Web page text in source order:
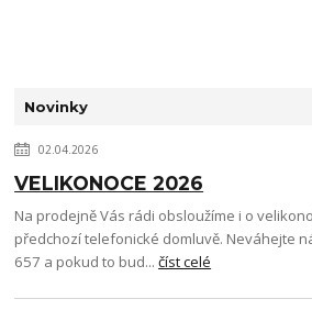
Novinky
02.04.2026
VELIKONOCE 2026
Na prodejně Vás rádi obsloužíme i o
předchozí telefonické domluvě. Neváhejte
657 a pokud to bud...číst celé